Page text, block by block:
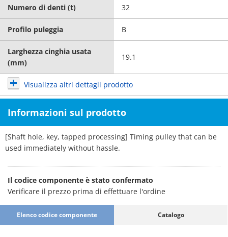
Numero di denti (t) 32
Profilo puleggia B
Larghezza cinghia usata
(mm)
19.1
Visualizza altri dettagli prodotto
Informazioni sul prodotto
[Shaft hole, key, tapped processing] Timing pulley that can be
used immediately without hassle.
Il codice componente è stato confermato
Verificare il prezzo prima di effettuare l'ordine
Elenco codice componente Catalogo